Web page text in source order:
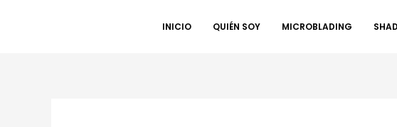
INICIO QUIÉN SOY MICROBLADING